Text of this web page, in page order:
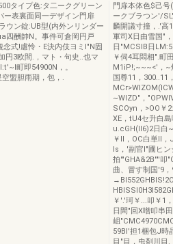
タイプ色:タ二ークグリーン
ー表裏面同一デザイン門扉
ウン錠:UB型(内外ンリンダー
四酬帥N。事件可倉岡円戸
式!慮怜・E決内伎ヨミI"N固
円3欧間.，マト・句史..也マ
町即54900N，。
盟胆雨期，包，.
門扉本体色$己
ークブラつン'/
麟開議寸撞，.'高
軍司X日由雪国"
日"MCSIB日
￥伺4耳悶相".町
M1iP!;~~~<'，~
国尊11，300..11
~WIZD"，
SCOyn，>OO￥
XE，tU4セ升白
u.cGH(lI6)2日白
￥II，OC白単II
Is，'副官l"圃ヒン
拍'"GHA&2B'"'叩
曲、冒す制国'9，
￥'.'珂￥...叩￥1
日間"回X噌叩串
岨
59Bl'担1梱包J時
目"目，虫剤川目